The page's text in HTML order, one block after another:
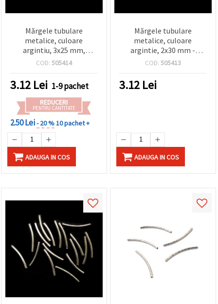
Mărgele tubulare
metalice, culoare
argintiu, 3x25 mm,
materiale pentru
bijuteriilor – set 50 bucăți
COD: 505414
3.12 Lei 1-9 pachet
REDUCERI
PENTRU CANTITATE
2.50 Lei- 20 %10 pachet +
ADAUGA IN COS
Mărgele tubulare
metalice, culoare
argintie, 2x30 mm -
accesorii bijuterii DIY, 50
COD: 505413
3.12 Lei
ADAUGA IN COS